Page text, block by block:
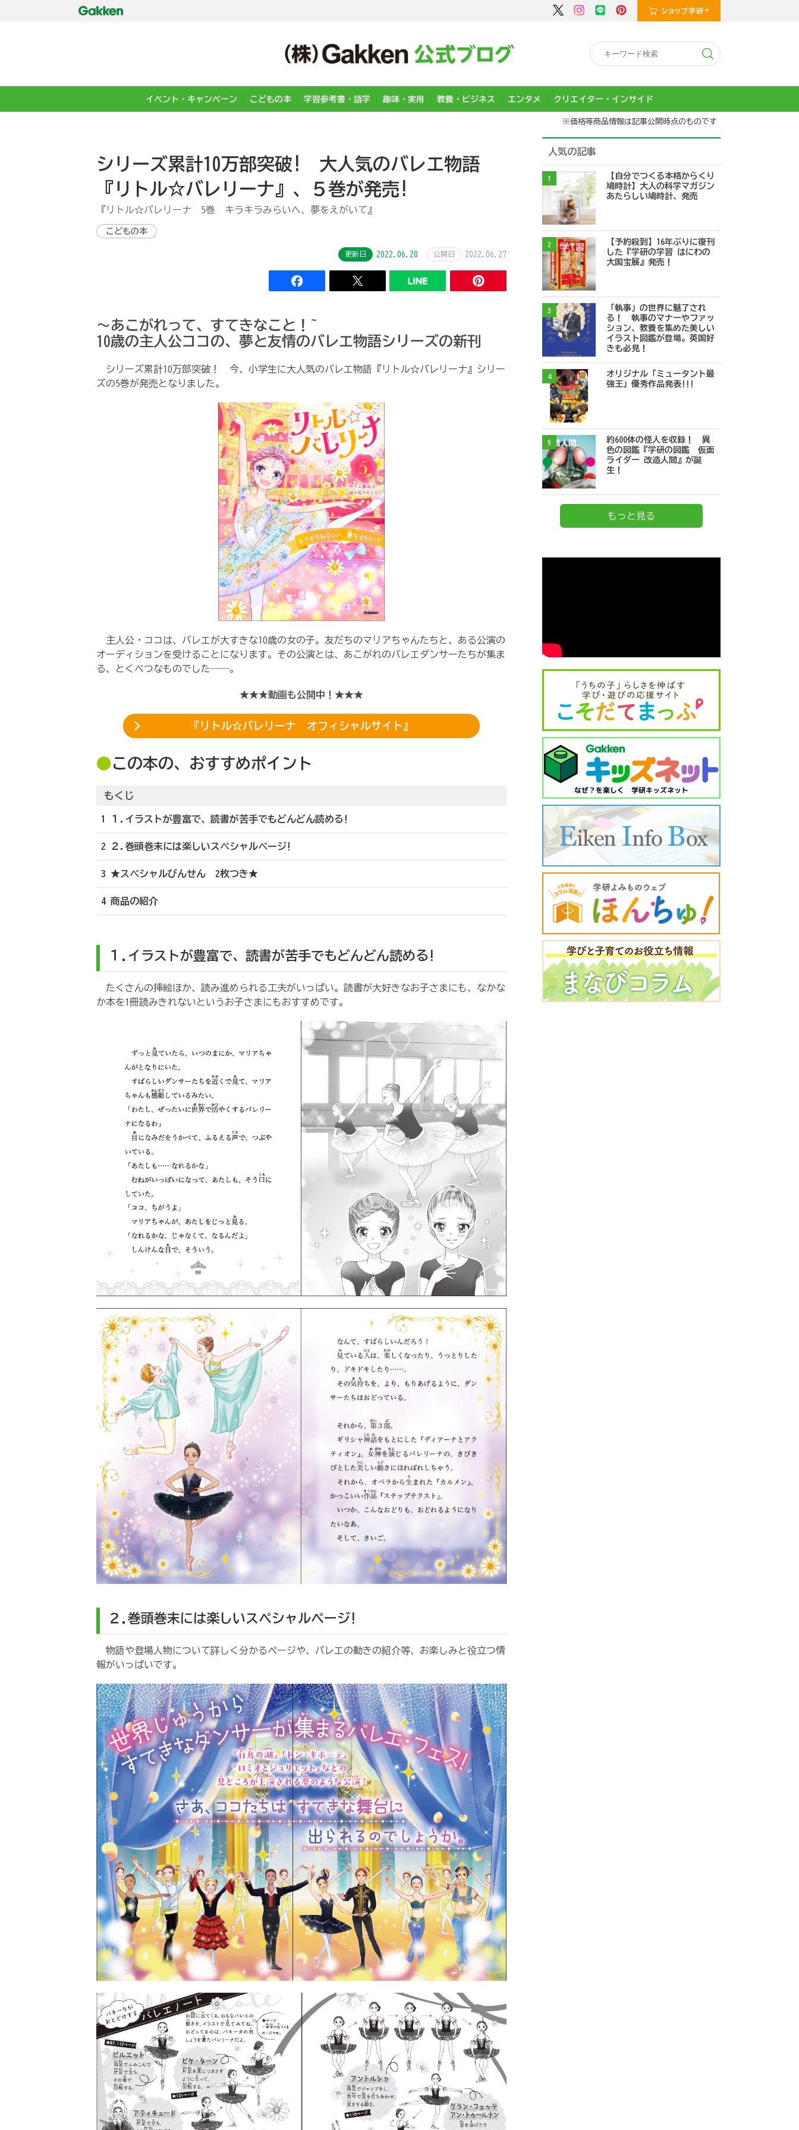
イベント・キャンペーン こどもの本 学習参考書・語学 趣味・実用 教養・ビジネス エンタメ クリエイター・インサイド
※価格等商品情報は記事公開時点のものです
シリーズ累計10万部突破! 大人気のバレエ物語
『リトル☆バレリーナ』、５巻が発売!
『リトル☆バレリーナ 5巻 キラキラみらいへ、夢をえがいて』
こどもの本
更新日 2022.06.28 公開日 2022.06.27
～あこがれって、すてきなこと！~
10歳の主人公ココの、夢と友情のバレエ物語シリーズの新刊
シリーズ累計10万部突破！ 今、小学生に大人気のバレエ物語『リトル☆バレリーナ』シリー
ズの5巻が発売となりました。
主人公・ココは、バレエが大すきな10歳の女の子。友だちのマリアちゃんたちと、ある公演の
オーディションを受けることになります。その公演とは、あこがれのバレエダンサーたちが集ま
る、とくべつなものでした――。
★★★動画も公開中！★★★
『リトル☆バレリーナ オフィシャルサイト』
●この本の、おすすめポイント
もくじ
1 １.イラストが豊富で、読書が苦手でもどんどん読める!
2 ２.巻頭巻末には楽しいスペシャルページ!
3 ★スペシャルびんせん 2枚つき★
4 商品の紹介
１.イラストが豊富で、読書が苦手でもどんどん読める!
たくさんの挿絵ほか、読み進められる工夫がいっぱい。読書が大好きなお子さまにも、なかな
か本を1冊読みきれないというお子さまにもおすすめです。
２.巻頭巻末には楽しいスペシャルページ!
物語や登場人物について詳しく分かるページや、バレエの動きの紹介等、お楽しみと役立つ情
報がいっぱいです。
人気の記事
1
【自分でつくる本格からくり
鳩時計】大人の科学マガジン
あたらしい鳩時計、発売
2
【予約殺到】16年ぶりに復刊
した『学研の学習 はにわの
大国宝展』発売！
3
「執事」の世界に魅了され
る！ 執事のマナーやファッ
ション、教養を集めた美しい
イラスト図鑑が登場。英国好
きも必見！
4
オリジナル「ミュータント最
強王」優秀作品発表!!!
5
約600体の怪人を収録！ 異
色の図鑑『学研の図鑑 仮面
ライダー 改造人間』が誕
生！
もっと見る